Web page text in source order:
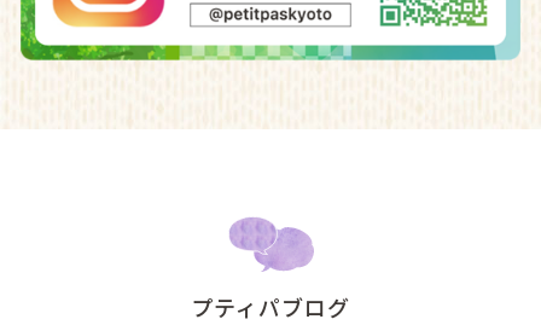
プティパブログ